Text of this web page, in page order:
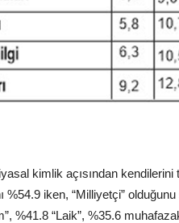
kimlik açısından kendilerini
%54.9 iken, “Milliyetçi”
%41.8 “Laik”, %35.6